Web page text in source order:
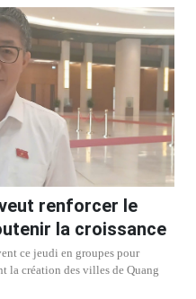
renforcer le
la croissance
ce jeudi en groupes pour
la création des villes de Quang